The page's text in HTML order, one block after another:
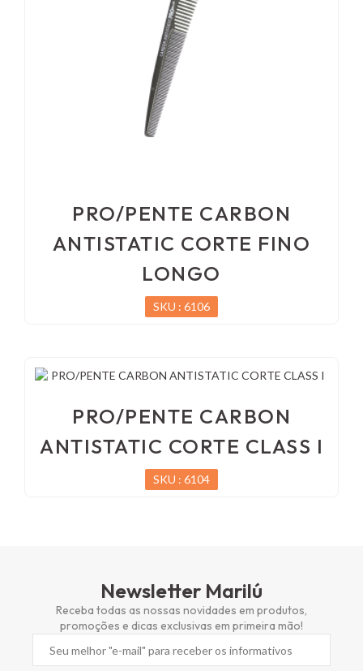
PRO/PENTE CARBON
ANTISTATIC CORTE FINO
LONGO
SKU : 6106
PRO/PENTE CARBON
ANTISTATIC CORTE CLASS I
SKU : 6104
Newsletter Marilú
Receba todas as nossas novidades em produtos,
promoções e dicas exclusivas em primeira mão!